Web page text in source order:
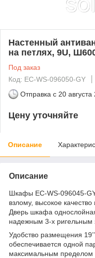
Настенный
на петлях, 9U,
Под заказ
Код: EC-WS-096050-GY
Отправка с 20 августа
Цену уточняйте
Описание
Описание
Шкафы EC-WS-096045-GY
взлому, высокое
Дверь шкафа
надежным 3-х ригельным
Удобство размещения
обеспечивается одной
максимальным пределом